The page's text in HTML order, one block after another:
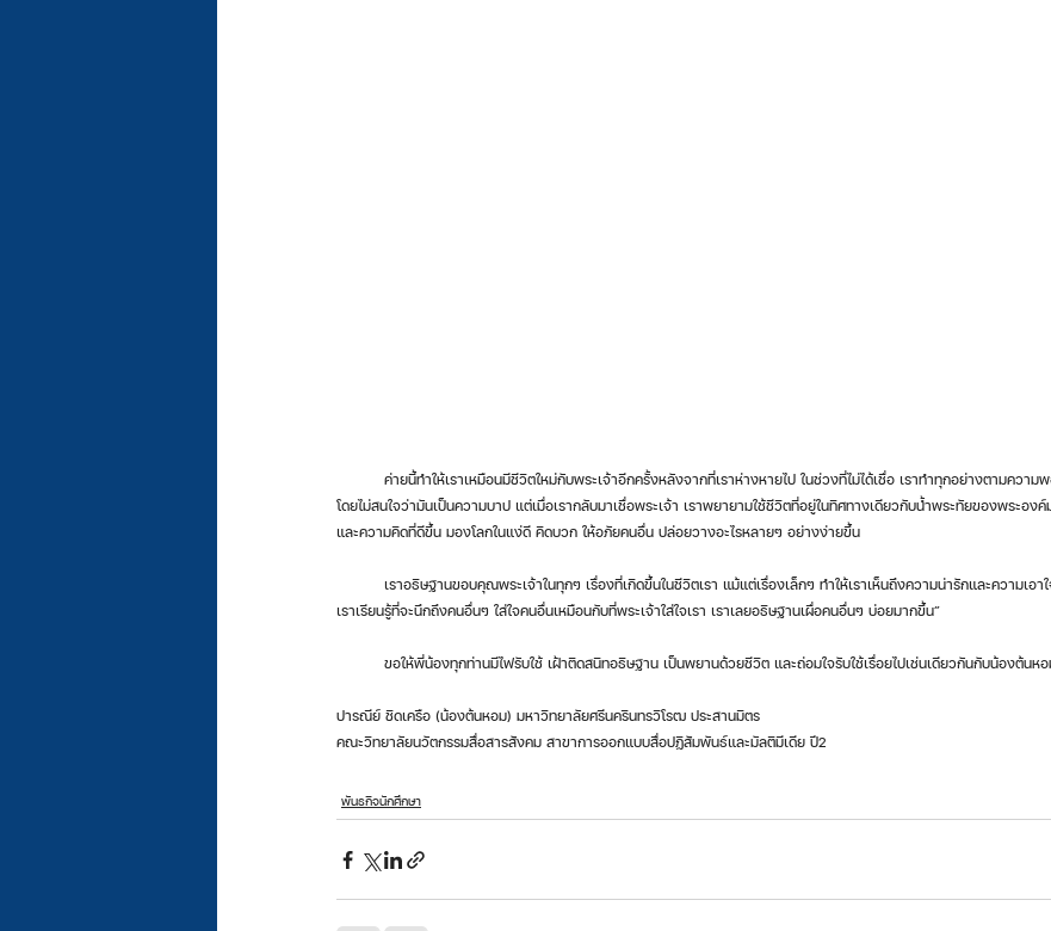
โดยไม่สนใจว่ามันเป็นความบาป แต่เมื่อเรากลับมาเชื่อพระเจ้า เราพยายามใช้ชีวิตที่อยู่ในทิศทางเดียวกับน้ำพระทัยของพระอง
และความคิดที่ดีขึ้น มองโลกในแง่ดี คิดบวก ให้อภัยคนอื่น ปล่อยวางอะไรหลายๆ อย่างง่ายขึ้น
เราเรียนรู้ที่จะนึกถึงคนอื่นๆ ใส่ใจคนอื่นเหมือนกับที่พระเจ้าใส่ใจเรา เราเลยอธิษฐานเผื่อคนอื่นๆ บ่อยมากขึ้น”
ขอให้พี่น้องทุกท่านมีไฟรับใช้ เฝ้าติดสนิทอธิษฐาน เป็นพยานด้วยชีวิต และถ่อมใจรับใช้เรื่อยไปเช่นเดียวกันกับน้องต้นหอ
ปารณีย์ ชิดเครือ (น้องต้นหอม) มหาวิทยาลัยศรีนครินทรวิโรฒ ประสานมิตร
คณะวิทยาลัยนวัตกรรมสื่อสารสังคม สาขาการออกแบบสื่อปฏิสัมพันธ์และมัลติมีเดีย ปี2
พันธกิจนักศึกษา